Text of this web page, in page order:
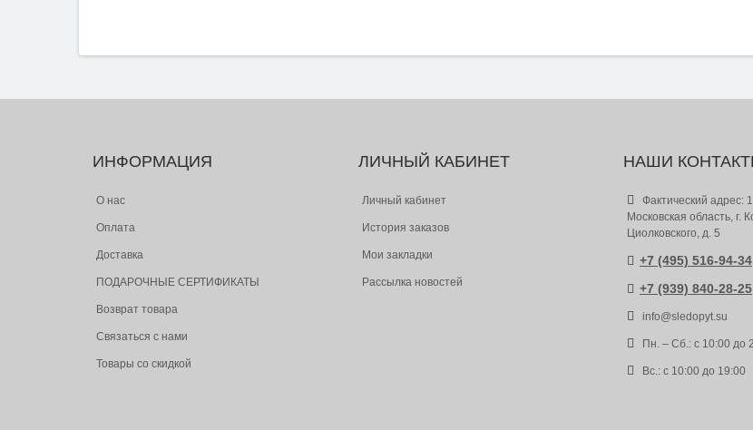
ИНФОРМАЦИЯ
О нас
Оплата
Доставка
ПОДАРОЧНЫЕ СЕРТИФИКАТЫ
Возврат товара
Связаться с нами
Товары со скидкой
ЛИЧНЫЙ КАБИНЕТ
Личный кабинет
История заказов
Мои закладки
Рассылка новостей
НАШИ
Фактический адрес:
Московская область, г.
Циолковского, д. 5
+7 (495) 516-94-34
+7 (939) 840-28-25
info@sledopyt.su
Пн. – Сб.: с 10:00 до
Вс.: с 10:00 до 19:00